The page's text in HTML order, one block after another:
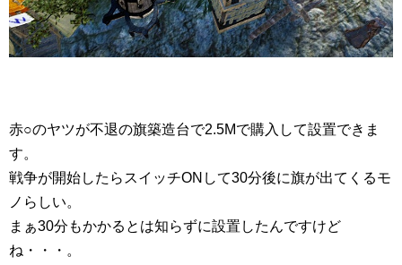
赤○のヤツが不退の旗築造台で2.5Mで購入して設置できま
す。
戦争が開始したらスイッチONして30分後に旗が出てくるモ
ノらしい。
まぁ30分もかかるとは知らずに設置したんですけど
ね・・・。